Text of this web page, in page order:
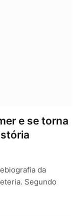
e se torna
da
Segundo